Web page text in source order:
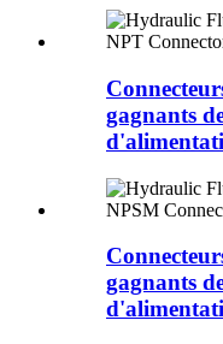
gagnants
gagnants